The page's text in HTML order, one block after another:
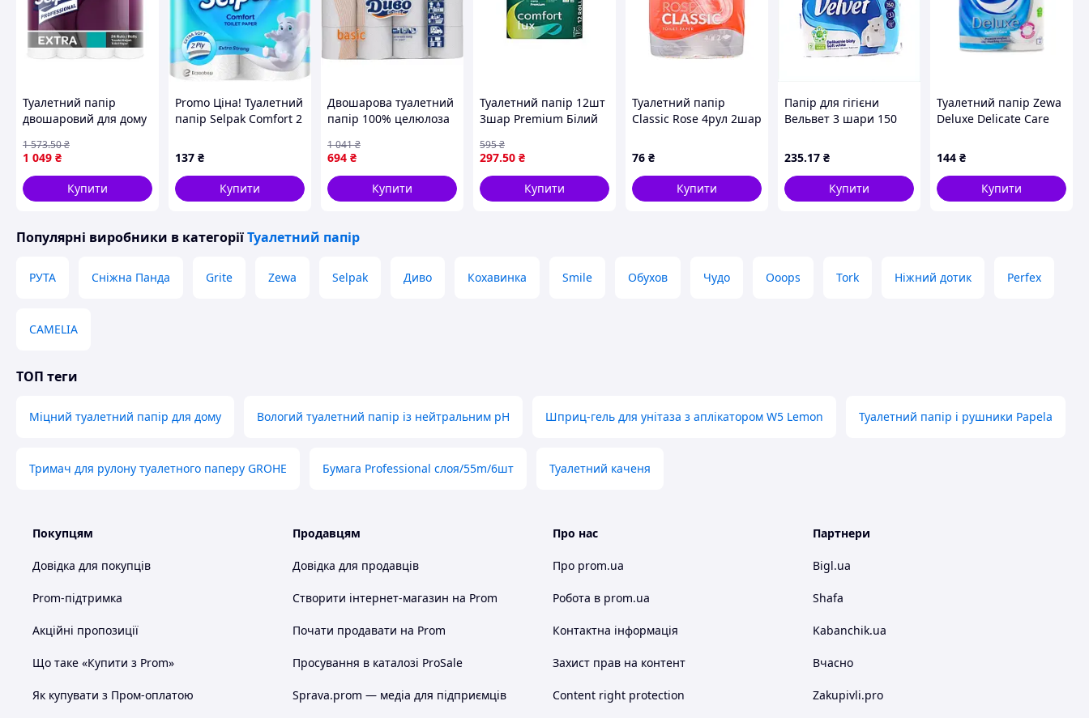
Схожі товари за характеристиками
Туалетний папір
двошаровий для дому
міцний з тривалою
довжиною рулону 22.3
метра 24 рулони.
SPICY
1 049 ₴
1 573.50₴
Купити
Promo Ціна! Туалетний
папір Selpak Comfort 2
(8690530802117) -
тільки на
ZaGrosh.com.ua
137 ₴
Купити
Двошарова туалетний
папір 100% целюлоза
ресторанів 24 рулони
10.35 м економічна
SPICY
694 ₴
1 041₴
Купити
Туалетний папір 12шт
3шар Рremium Білий
297.50 ₴
595₴
Купити
Туалетний папір
Classic Rose 4рул 2шар
76 ₴
Купити
Папір для гігієни
Вельвет 3 шари 150
7XEA723534
235.17 ₴
Купити
Туалетний папір Zewa
Deluxe Delicate Care
рулони*21м/150м
144 ₴
Купити
Популярні виробники в категоріїТуалетний папір
РУТА Сніжна Панда Grite Zewa Selpak Диво Кохавинка Smile Обухов Чудо Ooops Tork Ніжний дотик Perfex
CAMELIA
ТОП теги
Міцний туалетний папір для дому Вологий туалетний папір із нейтральним pH Шприц-гель для унітаза з аплікатором W5 Lemon Туалетний папір і рушники Papela
Тримач для рулону туалетного паперу GROHE Бумага Professional слоя/55m/6шт Туалетний каченя
Покупцям
Довідка для покупців
Prom-підтримка
Акційні пропозиції
Що таке «Купити з Prom»
Як купувати з Пром-оплатою
Продавцям
Довідка для продавців
Створити інтернет-магазин на Prom
Почати продавати на Prom
Просування в каталозі ProSale
Sprava.prom — медіа для підприємців
Про нас
Про prom.ua
Робота в prom.ua
Контактна інформація
Захист прав на контент
Content right protection
Партнери
Bigl.ua
Shafa
Kabanchik.ua
Вчасно
Zakupivli.pro